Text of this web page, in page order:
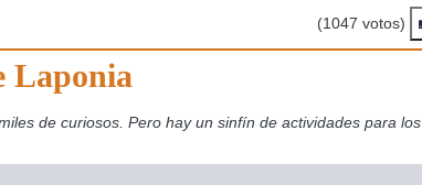
(1047 votos)
Laponia
de curiosos. Pero hay un sinfín de actividades para los